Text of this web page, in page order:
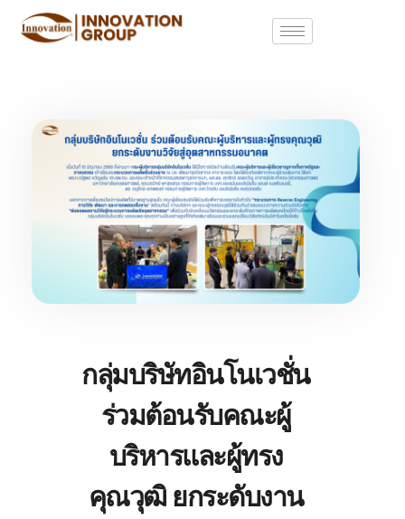
กลุ่มบริษัทอินโนเวชั่น
ร่วมต้อนรับคณะผู้
บริหารและผู้ทรง
คุณวุฒิ ยกระดับงาน